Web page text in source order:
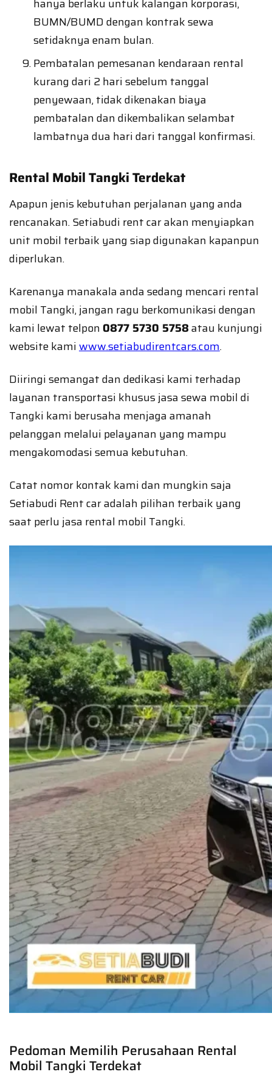
hanya berlaku untuk kalangan korporasi,
BUMN/BUMD dengan kontrak sewa
setidaknya enam bulan.
Pembatalan pemesanan kendaraan rental
kurang dari 2 hari sebelum tanggal
penyewaan, tidak dikenakan biaya
pembatalan dan dikembalikan selambat
lambatnya dua hari dari tanggal konfirmasi.
Rental Mobil Tangki Terdekat
Apapun jenis kebutuhan perjalanan yang anda
rencanakan. Setiabudi rent car akan menyiapkan
unit mobil terbaik yang siap digunakan kapanpun
diperlukan.
Karenanya manakala anda sedang mencari rental
mobil Tangki, jangan ragu berkomunikasi dengan
kami lewat telpon 0877 5730 5758atau kunjungi
website kamiwww.setiabudirentcars.com.
Diiringi semangat dan dedikasi kami terhadap
layanan transportasi khusus jasa sewa mobil di
Tangki kami berusaha menjaga amanah
pelanggan melalui pelayanan yang mampu
mengakomodasi semua kebutuhan.
Catat nomor kontak kami dan mungkin saja
Setiabudi Rent car adalah pilihan terbaik yang
saat perlu jasa rental mobil Tangki.
Pedoman Memilih Perusahaan Rental
Mobil Tangki Terdekat